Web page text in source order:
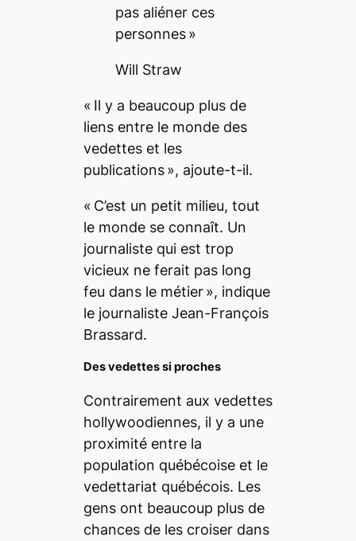
pas aliéner ces
personnes »
Will Straw
« Il y a beaucoup plus de
liens entre le monde des
vedettes et les
publications », ajoute-t-il.
« C’est un petit milieu, tout
le monde se connaît. Un
journaliste qui est trop
vicieux ne ferait pas long
feu dans le métier », indique
le journaliste Jean-François
Brassard.
Des vedettes si proches
Contrairement aux vedettes
hollywoodiennes, il y a une
proximité entre la
population québécoise et le
vedettariat québécois. Les
gens ont beaucoup plus de
chances de les croiser dans